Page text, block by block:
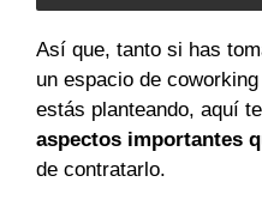
Así que, tanto si has
un espacio de
estás planteando, aquí
aspectos importantes
de contratarlo.